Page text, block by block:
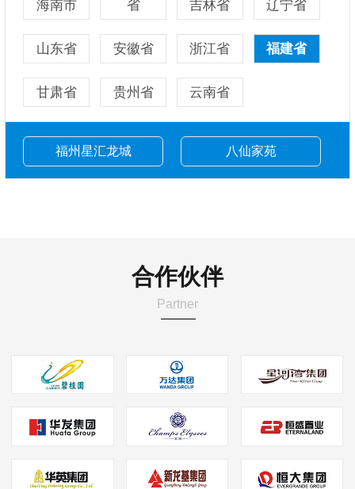
海南市
省
吉林省 辽宁省
山东省 安徽省 浙江省 福建省
甘肃省 贵州省 云南省
福州星汇龙城 八仙家苑
合作伙伴
Partner